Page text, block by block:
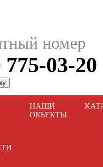
номер
775-03-20
НАШИ
ОБЪЕКТЫ